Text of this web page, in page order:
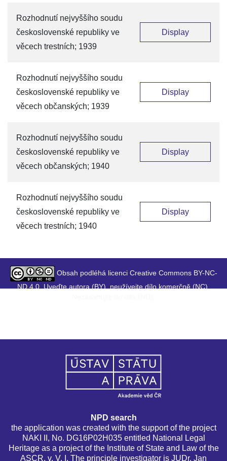
Rozhodnutí nejvyššího soudu
československé republiky ve
věcech trestních; 1939
Display
Rozhodnutí nejvyššího soudu
československé republiky ve
věcech občanských; 1939
Display
Rozhodnutí nejvyššího soudu
československé republiky ve
věcech občanských; 1940
Display
Rozhodnutí nejvyššího soudu
československé republiky ve
věcech trestních; 1940
Display
Obsah podléhá licenci Creative Commons BY-NC-
ND 4.0. Uveďte autora (BY), neužívejte dílo komerčně (NC),
NPD search
the application was created with the support of the project
NAKI II, No. DG16P02H035 entitled National Legal
Heritage as a project of the Institute of State and Law of the
ASCR, v. V. I. The principle investigator is JUDr. Jan